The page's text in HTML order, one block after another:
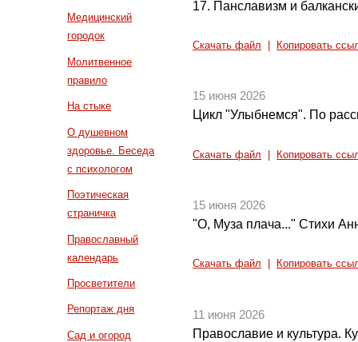
Медицинский
городок
Молитвенное
правило
На стыке
О душевном
здоровье. Беседа
с психологом
Поэтическая
страничка
Православный
календарь
Просветители
Репортаж дня
Сад и огород
17. Панславизм и
Скачать файл Копировать
15 июня 2026
Цикл "Улыбнемся". По
Скачать файл Копировать
15 июня 2026
"О, Муза плача..." Стихи
Скачать файл Копировать
11 июня 2026
Православие и культура.